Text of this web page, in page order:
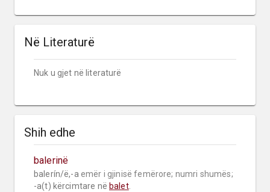
Në Literaturë
Nuk u gjet në literaturë
Shih edhe
balerinë
balerín/ë,-a emër i gjinisë femërore; numri shumës;
-a(t) kërcimtare në balet.